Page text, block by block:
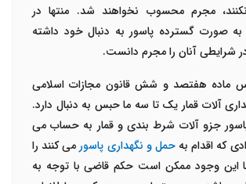
مجرم محسوب نخواهند شد. منتها در
به صورت گسترده پاسور به دنبال خود داشته
شرایطی آنان را مجرم دانست.
ماده هفتصد و شش قانون مجازات اسلامی
آلات قمار یک تا سه ما حبس به دنبال دارد.
پاسور جزو آلات شرط بندی و قمار به حساب می
که اقدام بهحمل و نگهداری پاسور می کنند را
این وجود ممکن است حکم قاضی با توجه به